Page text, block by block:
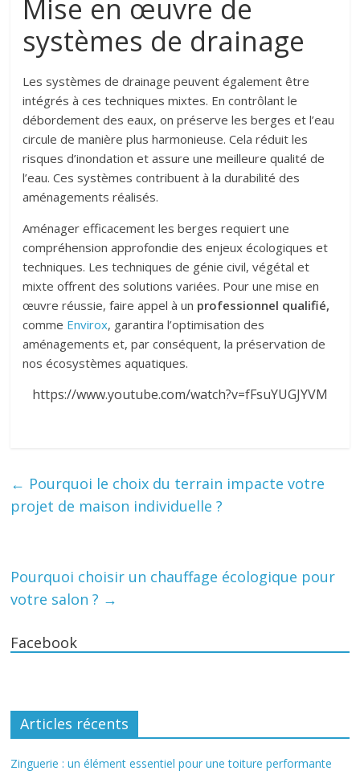
Mise en œuvre de
systèmes de drainage
Les systèmes de drainage peuvent également être
intégrés à ces techniques mixtes. En contrôlant le
débordement des eaux, on préserve les berges et l’eau
circule de manière plus harmonieuse. Cela réduit les
risques d’inondation et assure une meilleure qualité de
l’eau. Ces systèmes contribuent à la durabilité des
aménagements réalisés.
Aménager efficacement les berges requiert une
compréhension approfondie des enjeux écologiques et
techniques. Les techniques de génie civil, végétal et
mixte offrent des solutions variées. Pour une mise en
œuvre réussie, faire appel à un professionnel qualifié,
comme Envirox, garantira l’optimisation des
aménagements et, par conséquent, la préservation de
nos écosystèmes aquatiques.
https://www.youtube.com/watch?v=fFsuYUGJYVM
← Pourquoi le choix du terrain impacte votre
projet de maison individuelle ?
Pourquoi choisir un chauffage écologique pour
votre salon ? →
Facebook
Articles récents
Zinguerie : un élément essentiel pour une toiture performante